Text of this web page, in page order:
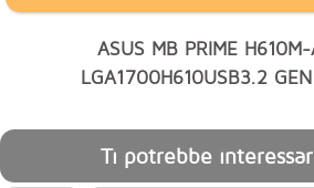
ASUS MB PRIME
LGA1700H610USB3.2
Ti potrebbe